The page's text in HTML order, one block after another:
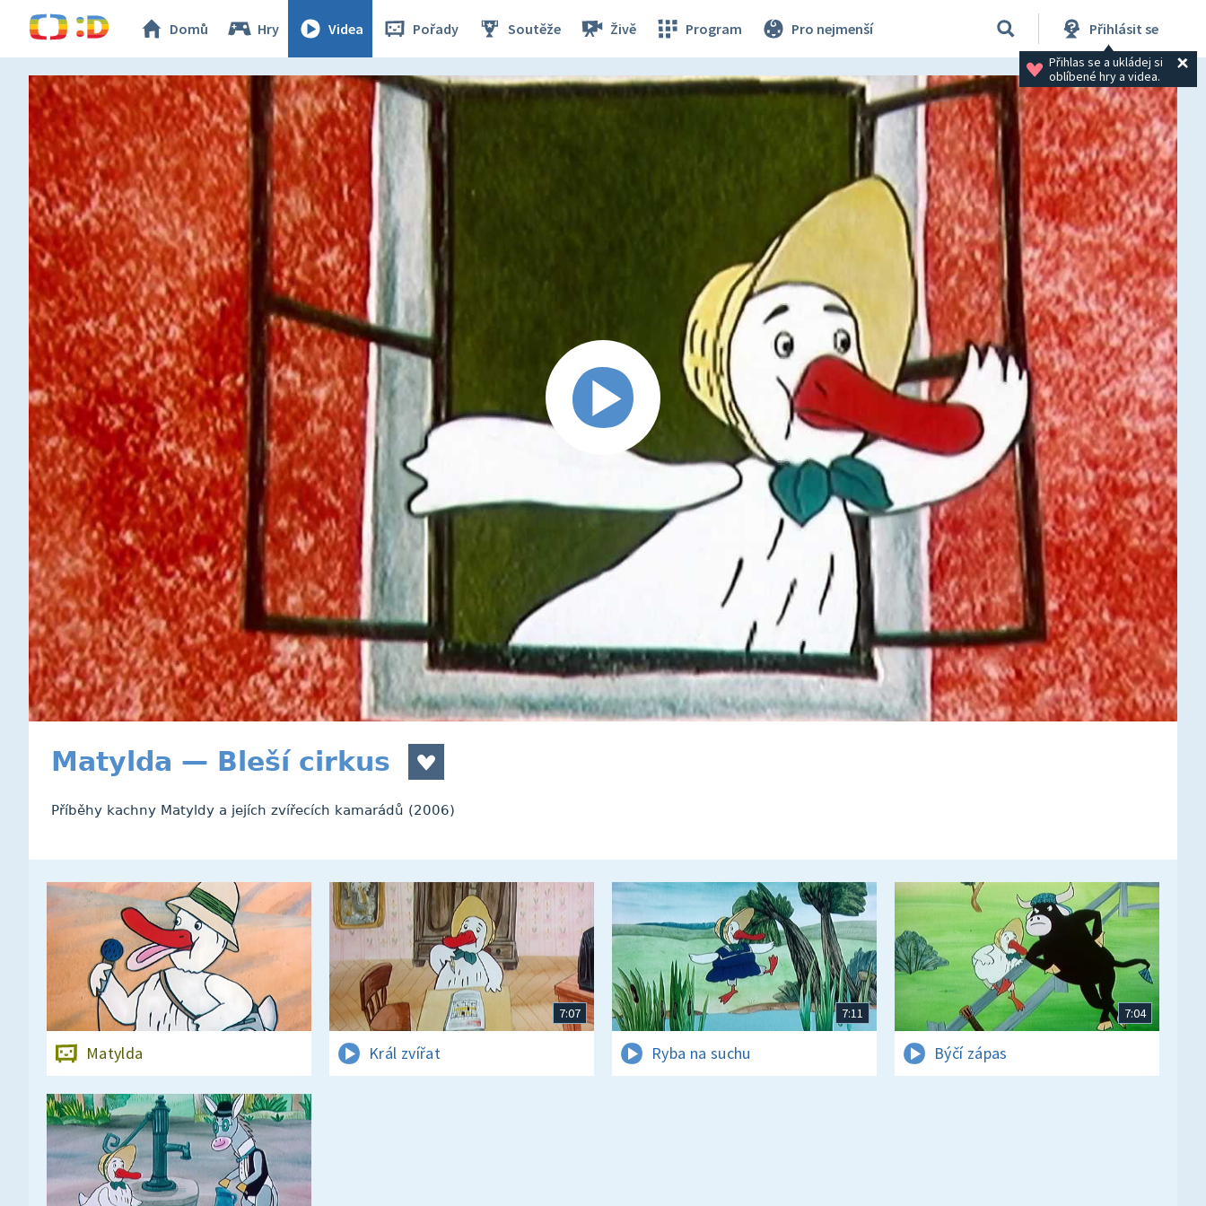
Domů Hry Videa Pořady Soutěže Živě Program Pro nejmenší Přihlásit se
Přihlas se a ukládej si
oblíbené hry a videa.
Matylda — Bleší cirkus
Příběhy kachny Matyldy a jejích zvířecích kamarádů (2006)
Matylda
7:07
Král zvířat
7:11
Ryba na suchu
7:04
Býčí zápas